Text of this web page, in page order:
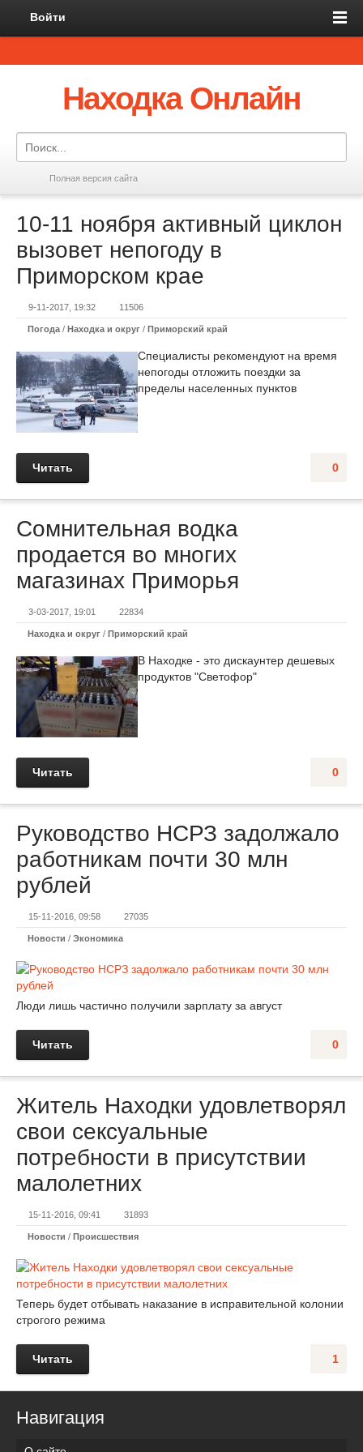
Войти
Находка Онлайн
Полная версия сайта
10-11 ноября активный циклон
вызовет непогоду в
Приморском крае
9-11-2017, 19:32 11506
Погода / Находка и округ / Приморский край
Специалисты рекомендуют на время
непогоды отложить поездки за
пределы населенных пунктов
0
Читать
Сомнительная водка
продается во многих
магазинах Приморья
3-03-2017, 19:01 22834
Находка и округ / Приморский край
В Находке - это дискаунтер дешевых
продуктов "Светофор"
0
Читать
Руководство НСРЗ задолжало
работникам почти 30 млн
рублей
15-11-2016, 09:58 27035
Новости / Экономика
Люди лишь частично получили зарплату за август
0
Читать
Житель Находки удовлетворял
свои сексуальные
потребности в присутствии
малолетних
15-11-2016, 09:41 31893
Новости / Происшествия
Теперь будет отбывать наказание в исправительной колонии
строгого режима
1
Читать
Навигация